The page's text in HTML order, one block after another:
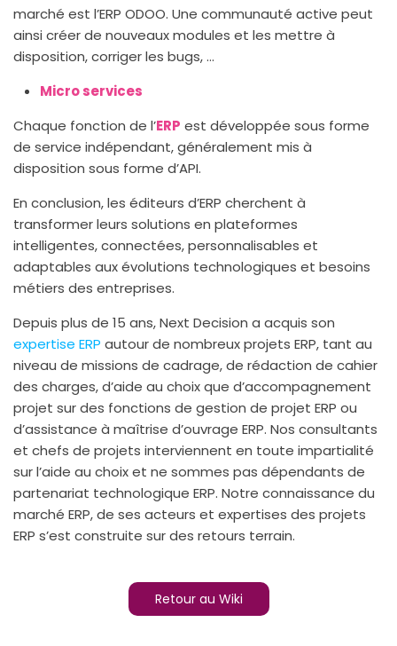
marché est l’ERP ODOO. Une communauté active peut
ainsi créer de nouveaux modules et les mettre à
disposition, corriger les bugs, …
Micro services
Chaque fonction de l’ERP est développée sous forme
de service indépendant, généralement mis à
disposition sous forme d’API.
En conclusion, les éditeurs d’ERP cherchent à
transformer leurs solutions en plateformes
intelligentes, connectées, personnalisables et
adaptables aux évolutions technologiques et besoins
métiers des entreprises.
Depuis plus de 15 ans, Next Decision a acquis son
expertise ERP autour de nombreux projets ERP, tant au
niveau de missions de cadrage, de rédaction de cahier
des charges, d’aide au choix que d’accompagnement
projet sur des fonctions de gestion de projet ERP ou
d’assistance à maîtrise d’ouvrage ERP. Nos consultants
et chefs de projets interviennent en toute impartialité
sur l’aide au choix et ne sommes pas dépendants de
partenariat technologique ERP. Notre connaissance du
marché ERP, de ses acteurs et expertises des projets
ERP s’est construite sur des retours terrain.
Retour au Wiki